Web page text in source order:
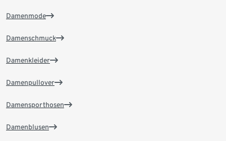
Damenmode
Damenschmuck
Damenkleider
Damenpullover
Damensporthosen
Damenblusen